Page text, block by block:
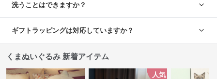
洗うことはできますか？
ギフトラッピングは対応していますか？
くまぬいぐるみ 新着アイテム
人気